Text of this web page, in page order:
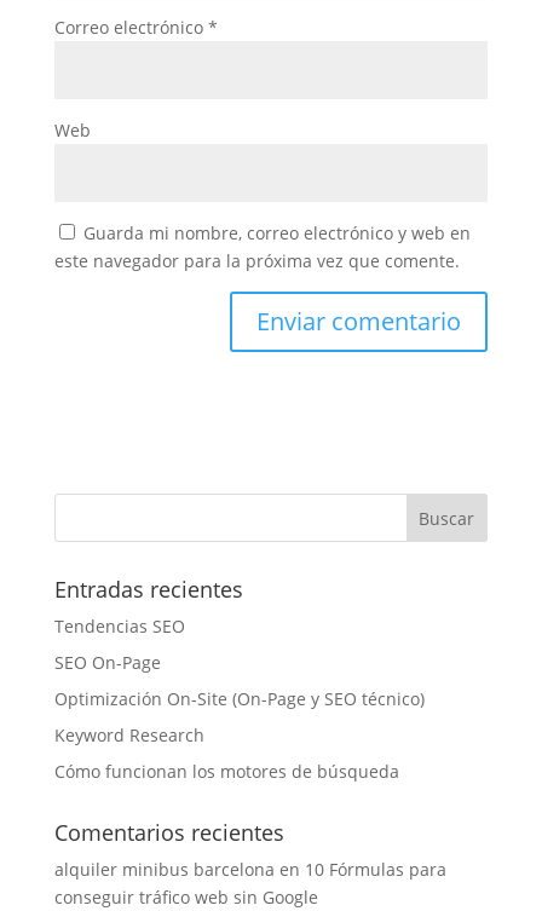
Correo electrónico *
Web
Guarda mi nombre, correo electrónico y web en
este navegador para la próxima vez que comente.
Entradas recientes
Tendencias SEO
SEO On-Page
Optimización On-Site (On-Page y SEO técnico)
Keyword Research
Cómo funcionan los motores de búsqueda
Comentarios recientes
alquiler minibus barcelona en 10 Fórmulas para
conseguir tráfico web sin Google